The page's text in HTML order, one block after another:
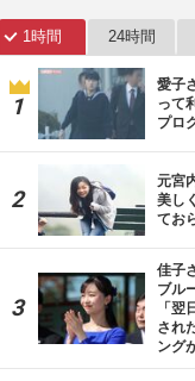
1時間 24時間
愛子
って
プロ
元宮
美し
てお
佳子
ブル
「翌
され
ング